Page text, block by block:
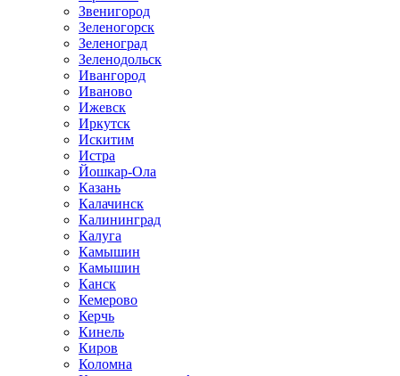
Звенигород
Зеленогорск
Зеленоград
Зеленодольск
Ивангород
Иваново
Ижевск
Иркутск
Искитим
Истра
Йошкар-Ола
Казань
Калачинск
Калининград
Калуга
Камышин
Камышин
Канск
Кемерово
Керчь
Кинель
Киров
Коломна